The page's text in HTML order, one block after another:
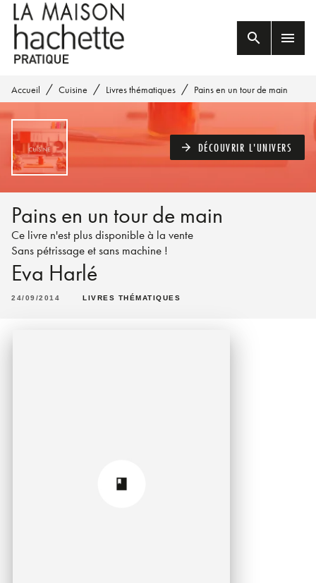
MENU RECHERCHE
PIED DE PAGE
search menu
Accueil / Cuisine / Livres thématiques / Pains en un tour de main
arrow_forward DÉCOUVRIR L'UNIVERS
Pains en un tour de main
Ce livre n'est plus disponible à la vente
Sans pétrissage et sans machine !
Eva Harlé
24/09/2014 LIVRES THÉMATIQUES